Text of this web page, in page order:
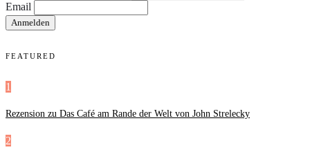
Email
FEATURED
1
Rezension zu Das Café am Rande der Welt von John Strelecky
2